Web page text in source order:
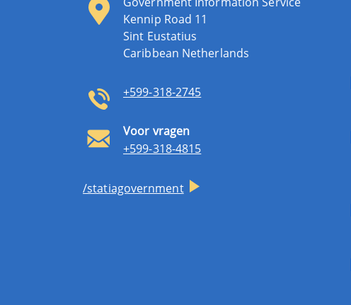
Kennip Road 11
Sint Eustatius
Caribbean Netherlands
+599-318-2745
Voor vragen
+599-318-4815
/statiagovernment